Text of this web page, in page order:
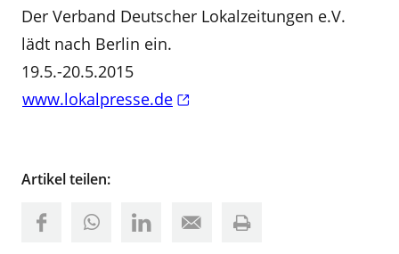
Der Verband Deutscher Lokalzeitungen e.V.
lädt nach Berlin ein.
19.5.-20.5.2015
www.lokalpresse.de
Artikel teilen: